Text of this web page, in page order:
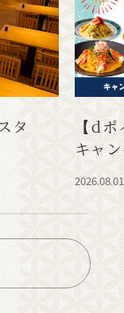
タ
【d
キャ
2026.08.01